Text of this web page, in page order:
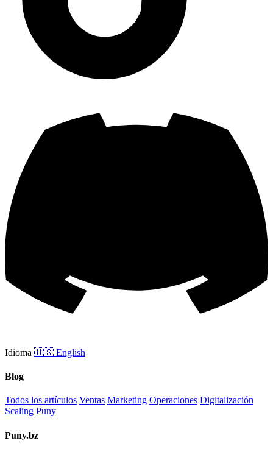
Idioma 🇺🇸 English
Blog
Todos los artículos Ventas Marketing Operaciones Digitalización
Scaling Puny
Puny.bz